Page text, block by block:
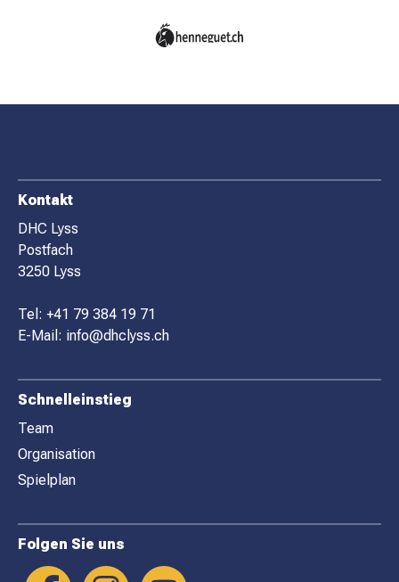
F
O
O
T
E
R
Kontakt
DHC Lyss
Postfach
3250 Lyss
Tel: +41 79 384 19 71
E-Mail: info@dhclyss.ch
Schnelleinstieg
Team
Organisation
Spielplan
Folgen Sie uns